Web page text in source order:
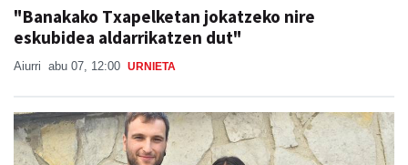
"Banakako Txapelketan jokatzeko nire
eskubidea aldarrikatzen dut"
Aiurri abu 07, 12:00 URNIETA